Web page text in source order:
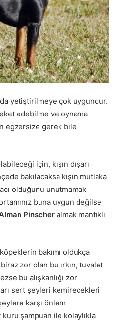
yetiştirilmeye çok uygundur.
edebilme ve oynama
egzersize gerek bile
için, kışın dışarı
bakılacaksa kışın mutlaka
olduğunu unutmamak
buna uygun değilse
Pinscher almak mantıklı
bakımı oldukça
biraz zor olan bu ırkın, tuvalet
bu alışkanlığı zor
sert şeyleri kemirecekleri
karşı önlem
kuru şampuan ile kolaylıkla